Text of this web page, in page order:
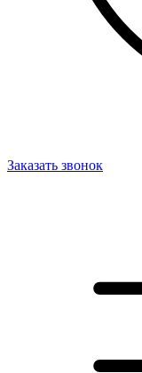
Заказать звонок